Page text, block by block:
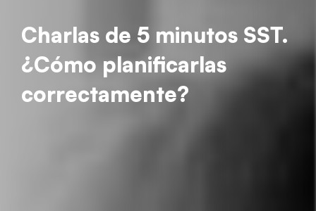
Charlas de 5 minutos SST.
¿Cómo planificarlas
correctamente?